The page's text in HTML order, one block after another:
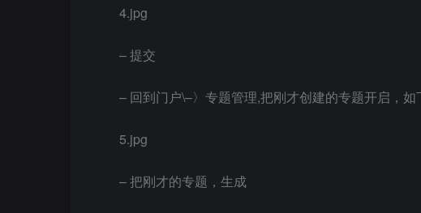
4.jpg
– 提交
– 回到门户\–〉专题管理,把刚才创建的专题开启，如
5.jpg
– 把刚才的专题，生成